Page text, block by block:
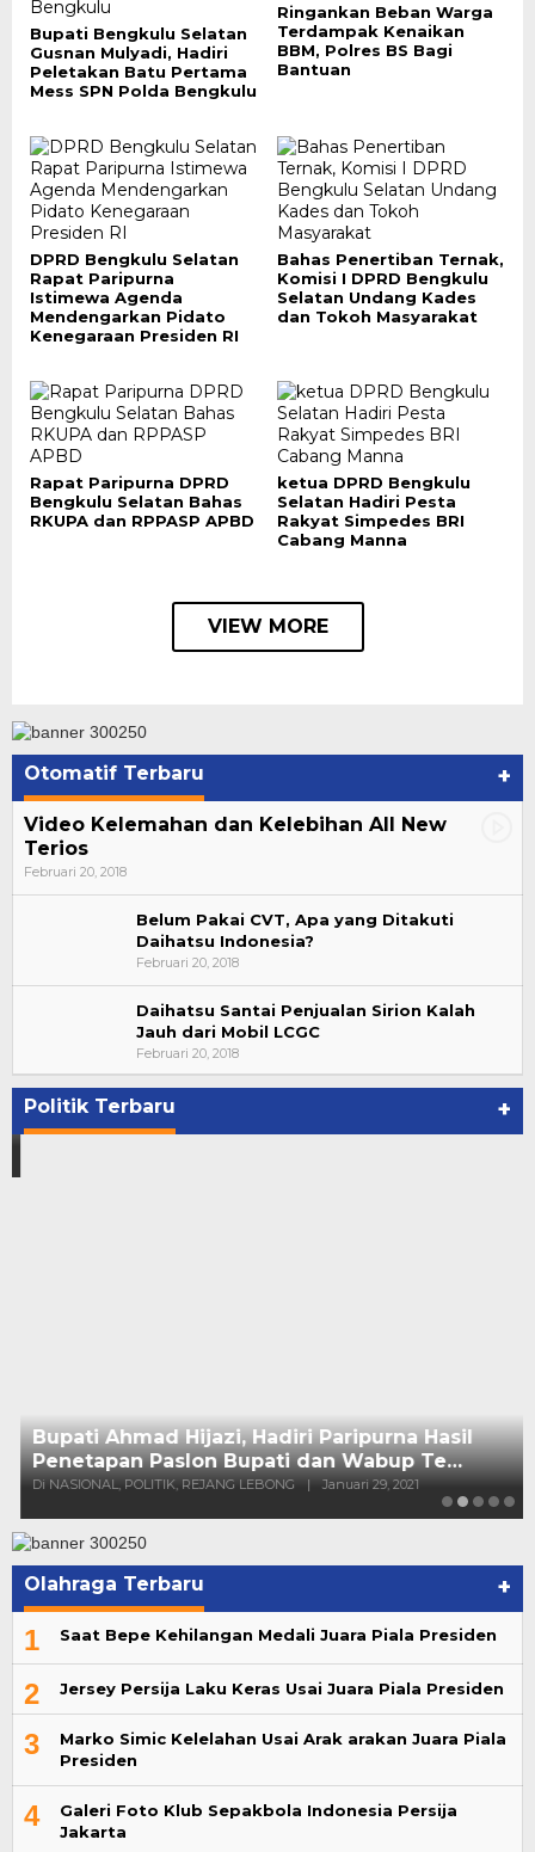
Bupati Bengkulu Selatan
Gusnan Mulyadi, Hadiri
Peletakan Batu Pertama
Mess SPN Polda Bengkulu
Ringankan Beban Warga
Terdampak Kenaikan
BBM, Polres BS Bagi
Bantuan
DPRD Bengkulu Selatan
Rapat Paripurna
Istimewa Agenda
Mendengarkan Pidato
Kenegaraan Presiden RI
Bahas Penertiban Ternak,
Komisi I DPRD Bengkulu
Selatan Undang Kades
dan Tokoh Masyarakat
Rapat Paripurna DPRD
Bengkulu Selatan Bahas
RKUPA dan RPPASP APBD
ketua DPRD Bengkulu
Selatan Hadiri Pesta
Rakyat Simpedes BRI
Cabang Manna
VIEW MORE
Otomatif Terbaru +
Video Kelemahan dan Kelebihan All New
Terios
Februari 20, 2018
Belum Pakai CVT, Apa yang Ditakuti
Daihatsu Indonesia?
Februari 20, 2018
Daihatsu Santai Penjualan Sirion Kalah
Jauh dari Mobil LCGC
Februari 20, 2018
Politik Terbaru +
Bupati Ahmad Hijazi, Hadiri Paripurna Hasil
Penetapan Paslon Bupati dan Wabup Te…
Di NASIONAL, POLITIK, REJANG LEBONG
Olahraga Terbaru +
1 Saat Bepe Kehilangan Medali Juara Piala Presiden
2 Jersey Persija Laku Keras Usai Juara Piala Presiden
3
Marko Simic Kelelahan Usai Arak arakan Juara Piala
Presiden
4
Galeri Foto Klub Sepakbola Indonesia Persija
Jakarta